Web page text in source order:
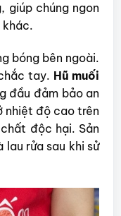
giúp chúng ngon
khác.
bóng bên ngoài.
tay. Hũ muối
đầu đảm bảo an
nhiệt độ cao trên
độc hại. Sản
lau rửa sau khi sử